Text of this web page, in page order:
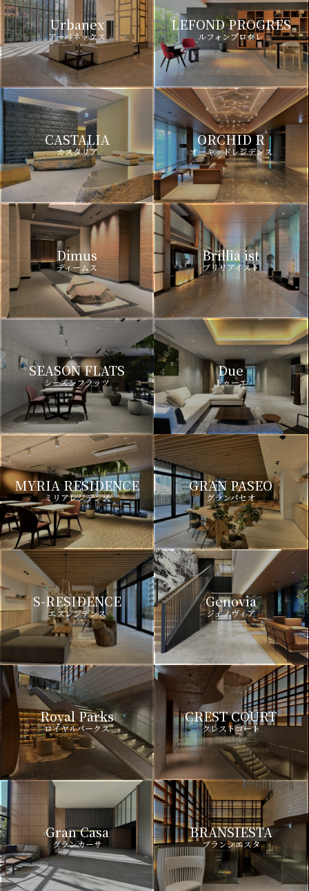
Urbanex
アーバネックス
LEFOND PROGRES
ルフォンプログレ
CASTALIA
カスタリア
ORCHID R
オーキッドレジデンス
Dimus
ディームス
Brillia ist
ブリリアイスト
SEASON FLATS
シーズンフラッツ
Due
ドゥーエ
MYRIA RESIDENCE
ミリアレジデンス
GRAN PASEO
グランパセオ
S-RESIDENCE
エスレジデンス
Genovia
ジェノヴィア
Royal Parks
ロイヤルパークス
CREST COURT
クレストコート
Gran Casa
グランカーサ
BRANSIESTA
ブランシエスタ